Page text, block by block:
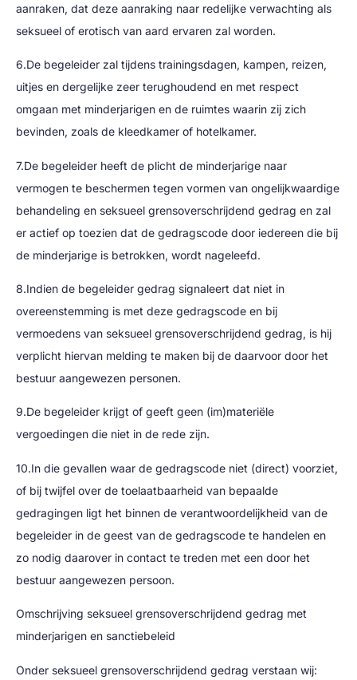
aanraken, dat deze aanraking naar redelijke verwachting als
seksueel of erotisch van aard ervaren zal worden.
6.De begeleider zal tijdens trainingsdagen, kampen, reizen,
uitjes en dergelijke zeer terughoudend en met respect
omgaan met minderjarigen en de ruimtes waarin zij zich
bevinden, zoals de kleedkamer of hotelkamer.
7.De begeleider heeft de plicht de minderjarige naar
vermogen te beschermen tegen vormen van ongelijkwaardige
behandeling en seksueel grensoverschrijdend gedrag en zal
er actief op toezien dat de gedragscode door iedereen die bij
de minderjarige is betrokken, wordt nageleefd.
8.Indien de begeleider gedrag signaleert dat niet in
overeenstemming is met deze gedragscode en bij
vermoedens van seksueel grensoverschrijdend gedrag, is hij
verplicht hiervan melding te maken bij de daarvoor door het
bestuur aangewezen personen.
9.De begeleider krijgt of geeft geen (im)materiële
vergoedingen die niet in de rede zijn.
10.In die gevallen waar de gedragscode niet (direct) voorziet,
of bij twijfel over de toelaatbaarheid van bepaalde
gedragingen ligt het binnen de verantwoordelijkheid van de
begeleider in de geest van de gedragscode te handelen en
zo nodig daarover in contact te treden met een door het
bestuur aangewezen persoon.
Omschrijving seksueel grensoverschrijdend gedrag met
minderjarigen en sanctiebeleid
Onder seksueel grensoverschrijdend gedrag verstaan wij: